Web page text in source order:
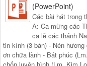
(PowerPoint)
Các bài hát trong
A: Ca mừng các
ca lễ các thánh
tin kính (3 bản) - Nén
ơn chữa lành - Bát phúc
chốn luyện hình (Lm. Kim